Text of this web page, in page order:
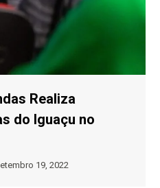
Realiza
do Iguaçu no
19, 2022